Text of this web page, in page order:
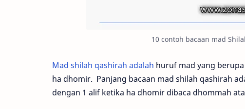
10 contoh bacaan mad
Mad shilah qashirah adalah huruf mad yang
ha dhomir. Panjang bacaan mad shilah qashirah
dengan 1 alif ketika ha dhomir dibaca dhommah